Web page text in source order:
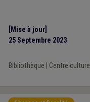
[Mise à jour]
25 Septembre 2023
Bibliothèque Centre culturel